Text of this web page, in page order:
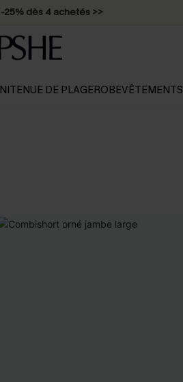
25% dès 4 achetés >>
TENUE DE PLAGEROBEVÊTEMENTS